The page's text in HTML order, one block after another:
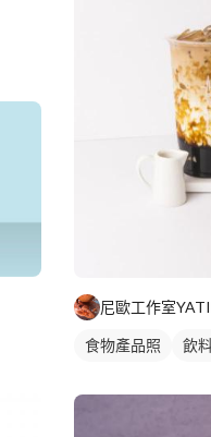
尼歐工作室
食物產品照 飲